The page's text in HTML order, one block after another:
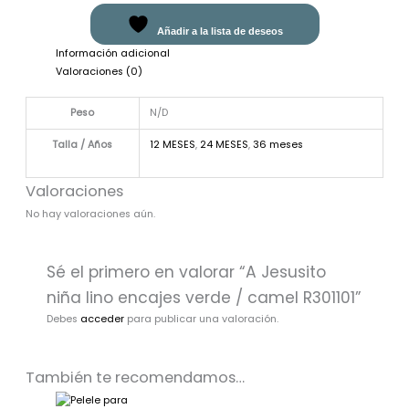
Añadir a la lista de deseos
Información adicional
Valoraciones (0)
Peso N/D
Talla / Años 12 MESES, 24 MESES, 36 meses
Valoraciones
No hay valoraciones aún.
Sé el primero en valorar “A Jesusito
niña lino encajes verde / camel R301101”
Debes acceder para publicar una valoración.
También te recomendamos…
El
El